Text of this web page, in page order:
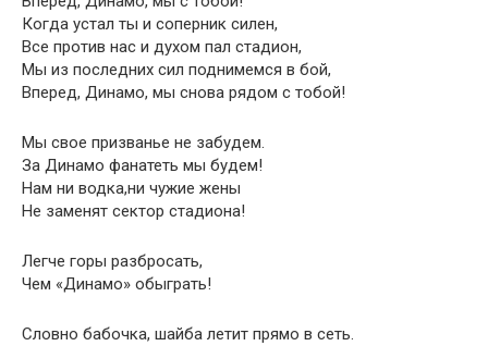
Когда устал ты и соперник силен,
Все против нас и духом пал стадион,
Мы из последних сил поднимемся в бой,
Вперед, Динамо, мы снова рядом с тобой!
Мы свое призванье не забудем.
За Динамо фанатеть мы будем!
Нам ни водка,ни чужие жены
Не заменят сектор стадиона!
Легче горы разбросать,
Чем «Динамо» обыграть!
Словно бабочка, шайба летит прямо в сеть.